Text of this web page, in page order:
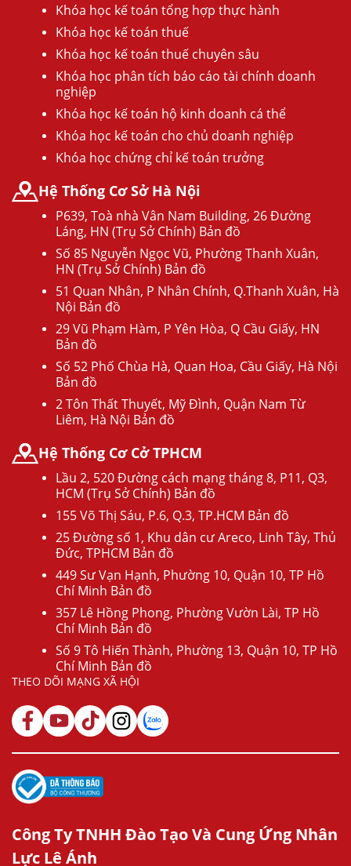
Khóa học kế toán tổng hợp thực hành
Khóa học kế toán thuế
Khóa học kế toán thuế chuyên sâu
Khóa học phân tích báo cáo tài chính doanh
nghiệp
Khóa học kế toán hộ kinh doanh cá thể
Khóa học kế toán cho chủ doanh nghiệp
Khóa học chứng chỉ kế toán trưởng
Hệ Thống Cơ Sở Hà Nội
P639, Toà nhà Vân Nam Building, 26 Đường
Láng, HN (Trụ Sở Chính) Bản đồ
Số 85 Nguyễn Ngọc Vũ, Phường Thanh Xuân,
HN (Trụ Sở Chính) Bản đồ
51 Quan Nhân, P Nhân Chính, Q.Thanh Xuân, Hà
Nội Bản đồ
29 Vũ Phạm Hàm, P Yên Hòa, Q Cầu Giấy, HN
Bản đồ
Số 52 Phố Chùa Hà, Quan Hoa, Cầu Giấy, Hà Nội
Bản đồ
2 Tôn Thất Thuyết, Mỹ Đình, Quận Nam Từ
Liêm, Hà Nội Bản đồ
Hệ Thống Cơ Cở TPHCM
Lầu 2, 520 Đường cách mạng tháng 8, P11, Q3,
HCM (Trụ Sở Chính) Bản đồ
155 Võ Thị Sáu, P.6, Q.3, TP.HCM Bản đồ
25 Đường số 1, Khu dân cư Areco, Linh Tây, Thủ
Đức, TPHCM Bản đồ
449 Sư Vạn Hạnh, Phường 10, Quận 10, TP Hồ
Chí Minh Bản đồ
357 Lê Hồng Phong, Phường Vườn Lài, TP Hồ
Chí Minh Bản đồ
Số 9 Tô Hiến Thành, Phường 13, Quận 10, TP Hồ
Chí Minh Bản đồ
THEO DÕI MẠNG XÃ HỘI
Công Ty TNHH Đào Tạo Và Cung Ứng Nhân
Lực Lê Ánh